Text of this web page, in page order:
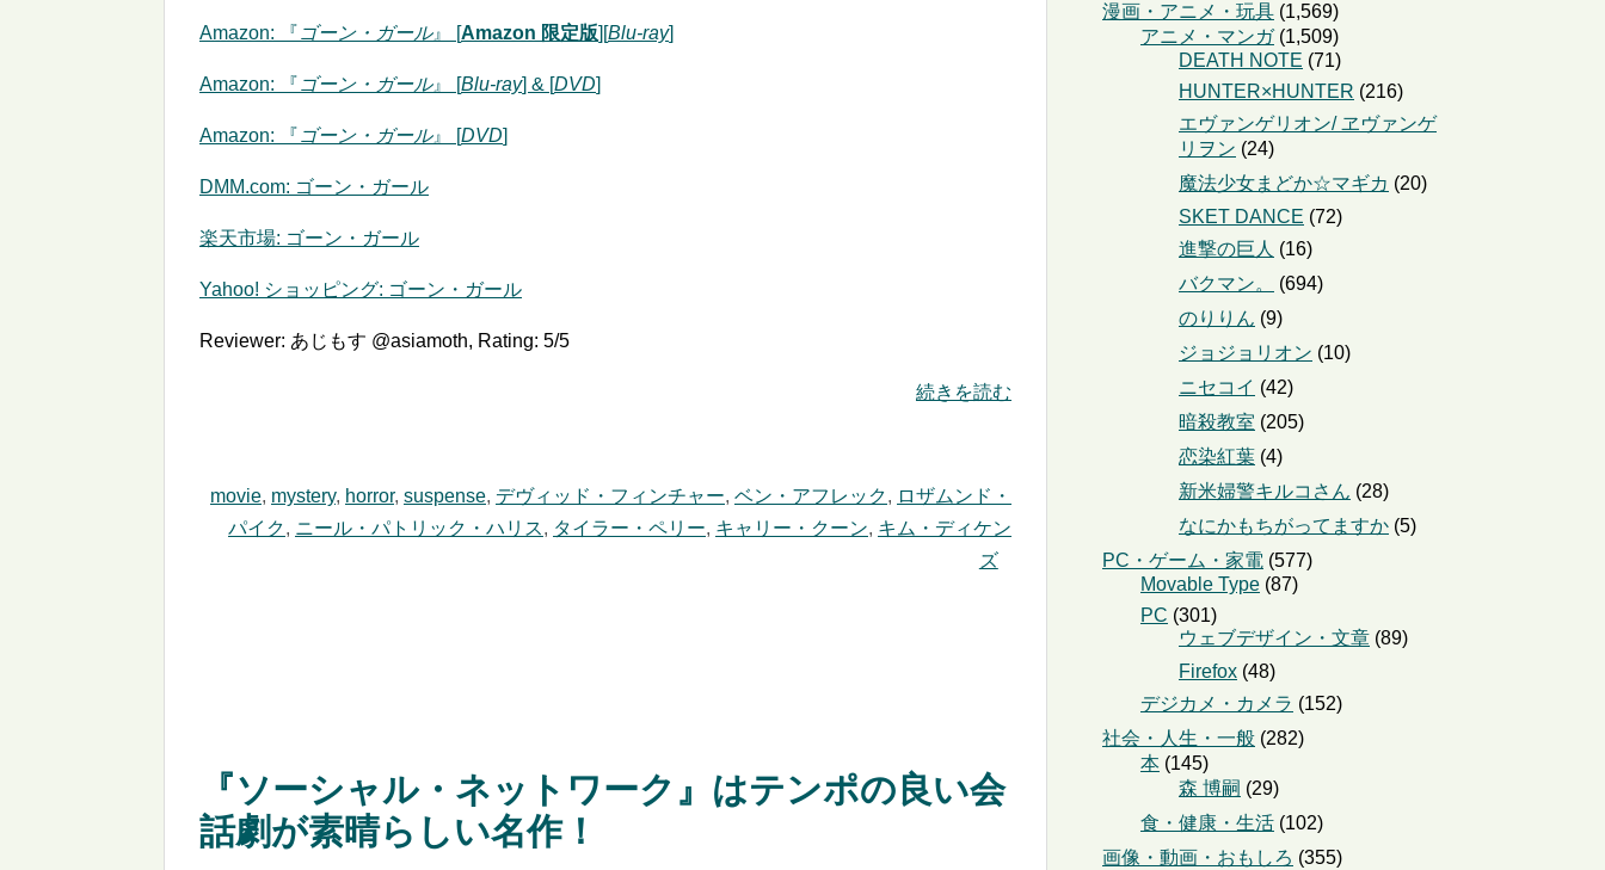
Amazon: 『 ゴーン・ガール』 [Amazon 限定版][Blu-ray]
Amazon: 『 ゴーン・ガール』 [Blu-ray] & [DVD]
Amazon: 『 ゴーン・ガール』 [DVD]
DMM.com: ゴーン・ガール
楽天市場: ゴーン・ガール
Yahoo! ショッピング: ゴーン・ガール
Reviewer: あじもす @asiamoth, Rating: 5/5
続きを読む
movie, mystery, horror, suspense, デヴィッド・フィンチャー, ベン・アフレック, ロザムンド・
パイク, ニール・パトリック・ハリス, タイラー・ペリー, キャリー・クーン, キム・ディケン
ズ
『ソーシャル・ネットワーク』はテンポの良い会
話劇が素晴らしい名作！
漫画・アニメ・玩具 (1,569)
アニメ・マンガ(1,509)
DEATH NOTE (71)
HUNTER×HUNTER (216)
エヴァンゲリオン/ ヱヴァンゲ
リヲン (24)
魔法少女まどか☆マギカ (20)
SKET DANCE (72)
進撃の巨人 (16)
バクマン。
(694)
のりりん (9)
ジョジョリオン (10)
ニセコイ (42)
暗殺教室 (205)
恋染紅葉 (4)
新米婦警キルコさん (28)
なにかもちがってますか (5)
PC・ゲーム・家電 (577)
Movable Type (87)
PC (301)
ウェブデザイン・文章 (89)
Firefox (48)
デジカメ・カメラ (152)
社会・人生・一般 (282)
本 (145)
森 博嗣 (29)
食・健康・生活 (102)
画像・動画・おもしろ (355)